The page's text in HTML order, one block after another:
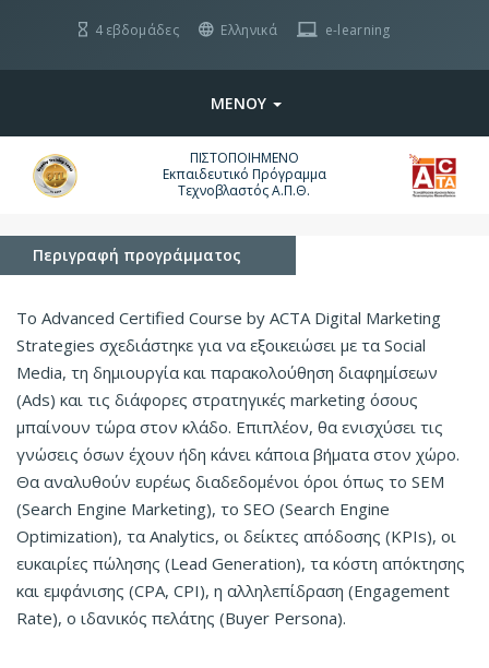
4 εβδομάδες Ελληνικά e-learning
ΜΕΝΟΥ
ΠΙΣΤΟΠΟΙΗΜΕΝΟ
Εκπαιδευτικό Πρόγραμμα
Τεχνοβλαστός Α.Π.Θ.
Περιγραφή προγράμματος
To Advanced Certified Course by ACTA Digital Marketing
Strategies σχεδιάστηκε για να εξοικειώσει με τα Social
Media, τη δημιουργία και παρακολούθηση διαφημίσεων
(Ads) και τις διάφορες στρατηγικές marketing όσους
μπαίνουν τώρα στον κλάδο. Επιπλέον, θα ενισχύσει τις
γνώσεις όσων έχουν ήδη κάνει κάποια βήματα στον χώρο.
Θα αναλυθούν ευρέως διαδεδομένοι όροι όπως το SEM
(Search Engine Marketing), το SEO (Search Engine
Optimization), τα Analytics, οι δείκτες απόδοσης (KPIs), oι
ευκαιρίες πώλησης (Lead Generation), τα κόστη απόκτησης
και εμφάνισης (CPA, CPI), η αλληλεπίδραση (Engagement
Rate), ο ιδανικός πελάτης (Buyer Persona).